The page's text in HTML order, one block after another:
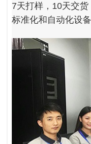
7天打样，10天交货
标准化和自动化设